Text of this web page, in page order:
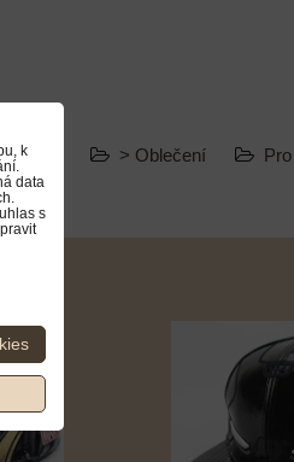
> Oblečení
k
data
s